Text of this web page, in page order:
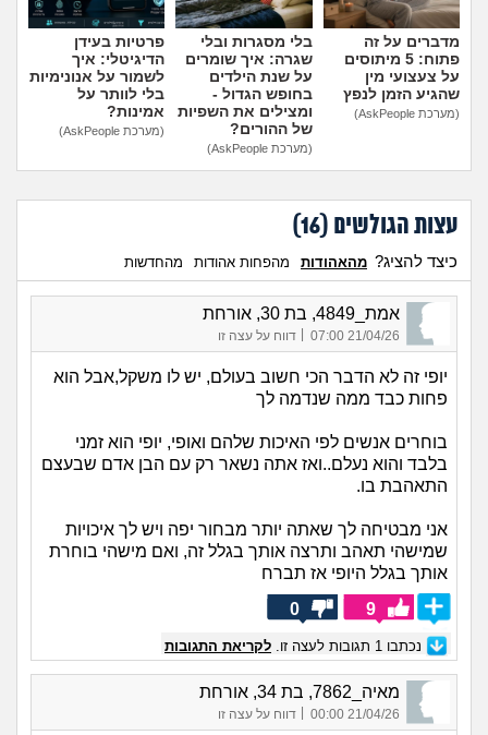
מדברים על זה
פתוח: 5 מיתוסים
על צעצועי מין
שהגיע הזמן לנפץ
(מערכת AskPeople)
בלי מסגרות ובלי
שגרה: איך שומרים
על שנת הילדים
בחופש הגדול -
ומצילים את השפיות
של ההורים?
(מערכת AskPeople)
פרטיות בעידן
הדיגיטלי: איך
לשמור על אנונימיות
בלי לוותר על
אמינות?
(מערכת AskPeople)
עצות הגולשים (16
)
כיצד להציג? מהאהודות מהפחות אהודות מהחדשות
אמת_4849, בת 30, אורחת
21/04/26 07:00
| דווח על עצה זו
יופי זה לא הדבר הכי חשוב בעולם, יש לו משקל,אבל הוא
פחות כבד ממה שנדמה לך
בוחרים אנשים לפי האיכות שלהם ואופי, יופי הוא זמני
בלבד והוא נעלם..ואז אתה נשאר רק עם הבן אדם שבעצם
התאהבת בו.
אני מבטיחה לך שאתה יותר מבחור יפה ויש לך איכויות
שמישהי תאהב ותרצה אותך בגלל זה, ואם מישהי בוחרת
אותך בגלל היופי אז תברח
9
0
נכתבו 1 תגובות לעצה זו. לקריאת התגובות
מאיה_7862, בת 34, אורחת
21/04/26 00:00 דווח על עצה זו